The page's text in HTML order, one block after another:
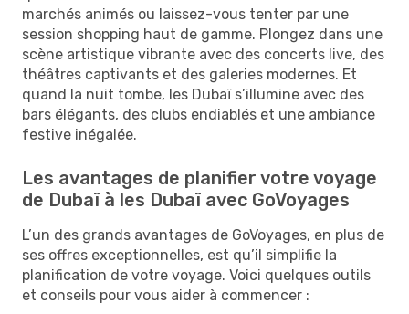
marchés animés ou laissez-vous tenter par une
session shopping haut de gamme. Plongez dans une
scène artistique vibrante avec des concerts live, des
théâtres captivants et des galeries modernes. Et
quand la nuit tombe, les Dubaï s’illumine avec des
bars élégants, des clubs endiablés et une ambiance
festive inégalée.
Les avantages de planifier votre voyage
de Dubaï à les Dubaï avec GoVoyages
L’un des grands avantages de GoVoyages, en plus de
ses offres exceptionnelles, est qu’il simplifie la
planification de votre voyage. Voici quelques outils
et conseils pour vous aider à commencer :